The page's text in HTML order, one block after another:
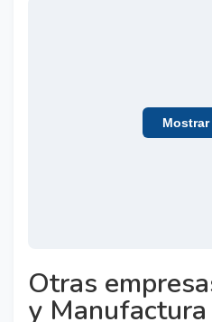
Mostrar
Otras
y Manufactura